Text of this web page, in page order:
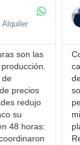
son ​las
precios
redujo
su
48 horas: